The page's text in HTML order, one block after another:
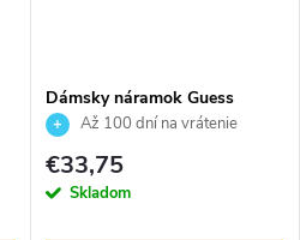
Dámsky náramok Guess
JUBB05461JWYGS
Až 100 dní na vrátenie
tovaru. Autorizovaný predajca.
€33,75
Skladom